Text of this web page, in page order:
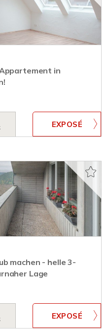
in
machen - helle 3-
Lage